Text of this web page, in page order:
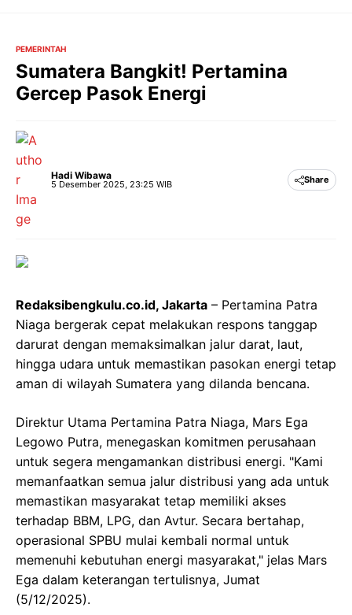
PEMERINTAH
Sumatera Bangkit! Pertamina
Gercep Pasok Energi
Hadi Wibawa
5 Desember 2025, 23:25 WIB Share
Redaksibengkulu.co.id, Jakarta – Pertamina Patra
Niaga bergerak cepat melakukan respons tanggap
darurat dengan memaksimalkan jalur darat, laut,
hingga udara untuk memastikan pasokan energi tetap
aman di wilayah Sumatera yang dilanda bencana.
Direktur Utama Pertamina Patra Niaga, Mars Ega
Legowo Putra, menegaskan komitmen perusahaan
untuk segera mengamankan distribusi energi. "Kami
memanfaatkan semua jalur distribusi yang ada untuk
memastikan masyarakat tetap memiliki akses
terhadap BBM, LPG, dan Avtur. Secara bertahap,
operasional SPBU mulai kembali normal untuk
memenuhi kebutuhan energi masyarakat," jelas Mars
Ega dalam keterangan tertulisnya, Jumat
(5/12/2025).